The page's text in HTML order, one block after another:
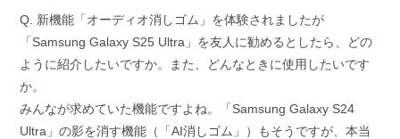
Q. 新機能「オーディオ消しゴム」を体験されましたが
「Samsung Galaxy S25 Ultra」を友人に勧めるとしたら、どの
ように紹介したいですか。また、どんなときに使用したいです
か。
みんなが求めていた機能ですよね。「Samsung Galaxy S24
Ultra」の影を消す機能（「AI消しゴム」）もそうですが、本当